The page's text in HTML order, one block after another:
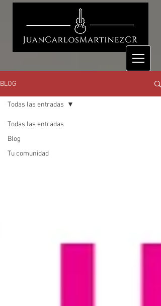
BLOG
Todas las entradas
Blog
Tu comunidad
Todas las entradas